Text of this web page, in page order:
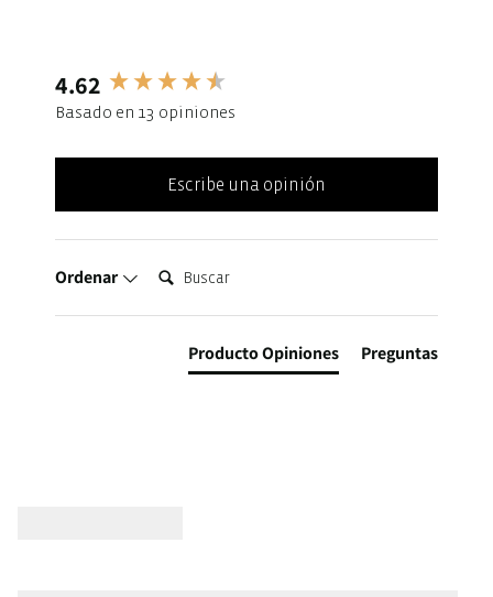
4.62
Basado en 13 opiniones
Escribe una opinión
Ordenar Buscar:
Producto Opiniones Preguntas
New content loaded